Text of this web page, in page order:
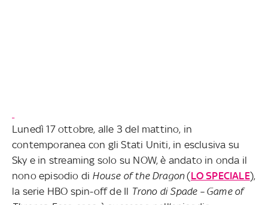
Lunedì 17 ottobre, alle 3 del mattino, in
contemporanea con gli Stati Uniti, in esclusiva su
Sky e in streaming solo su NOW, è andato in onda il
nono episodio di House of the Dragon(LO SPECIALE),
la serie HBO spin-off de Il Trono di Spade – Game of